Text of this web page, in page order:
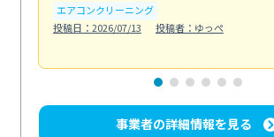
エアコンクリーニング
投稿日：2026/07/13
投稿者：ゆっぺ
事業者の詳細情報を見る